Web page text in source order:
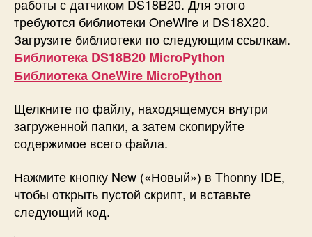
работы с датчиком DS18B20. Для этого
требуются библиотеки OneWire и DS18X20.
Загрузите библиотеки по следующим ссылкам.
Библиотека DS18B20 MicroPython
Библиотека OneWire MicroPython
Щелкните по файлу, находящемуся внутри
загруженной папки, а затем скопируйте
содержимое всего файла.
Нажмите кнопку New («Новый») в Thonny IDE,
чтобы открыть пустой скрипт, и вставьте
следующий код.